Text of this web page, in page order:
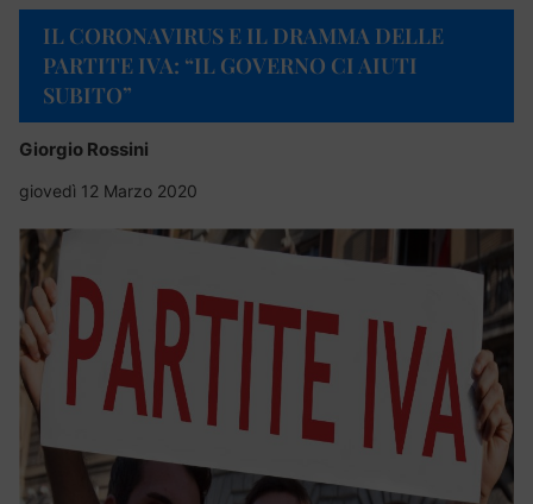
IL CORONAVIRUS E IL DRAMMA DELLE
PARTITE IVA: “IL GOVERNO CI AIUTI
SUBITO”
Giorgio Rossini
giovedì 12 Marzo 2020